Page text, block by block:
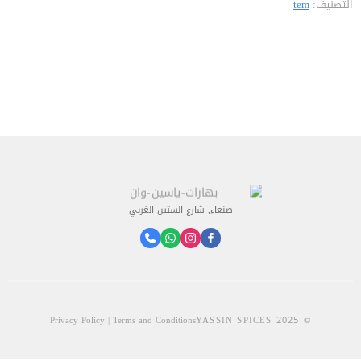
227جم
التصنيف: tem
صنعاء, شارع الستين الغربي
© 2025 YASSIN SPICES
Privacy Policy | Terms and Conditions